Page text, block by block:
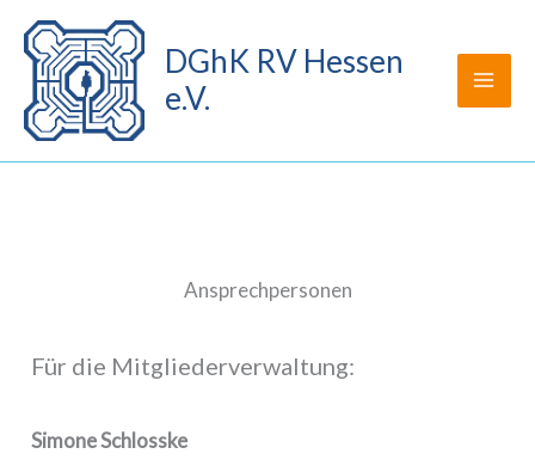
Zum
Inhalt
springen
DGhK RV Hessen
e.V.
Ansprechpersonen
Für die Mitgliederverwaltung:
Simone Schlosske